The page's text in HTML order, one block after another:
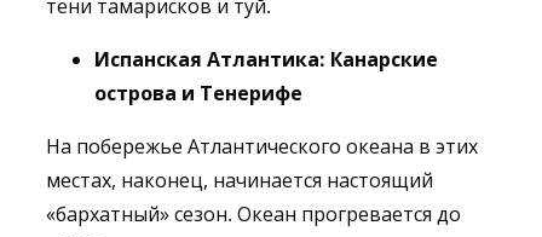
тени тамарисков и туй.
Испанская Атлантика: Канарские
острова и Тенерифе
На побережье Атлантического океана в этих
местах, наконец, начинается настоящий
«бархатный» сезон. Океан прогревается до